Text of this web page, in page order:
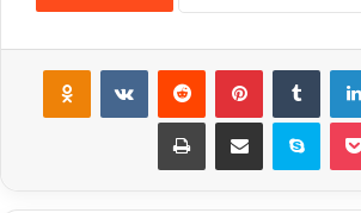
لينكدإن بينتيريست
سكايب